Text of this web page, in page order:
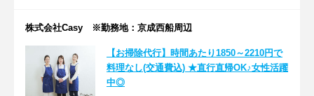
株式会社Casy ※勤務地：京成西船周辺
【お掃除代行】時間あたり1850～2210円で
料理なし(交通費込) ★直行直帰OK♪女性活躍
中◎